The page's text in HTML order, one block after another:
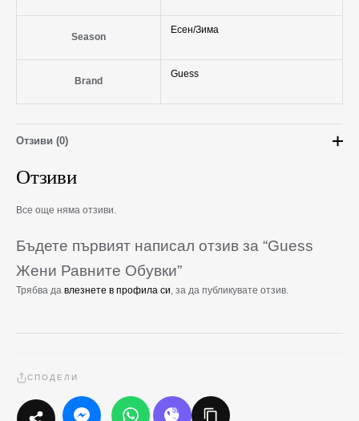
Season
Есен/Зима
Brand
Guess
Отзиви (0)
Отзиви
Все още няма отзиви.
Бъдете първият написал отзив за “Guess
Жени Равните Обувки”
Трябва да влезнете в профила си, за да публикувате отзив.
СПОДЕЛИ